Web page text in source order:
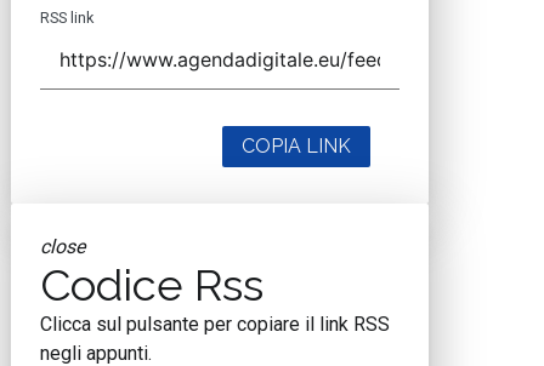
RSS link
COPIA LINK
close
Codice Rss
Clicca sul pulsante per copiare il link RSS
negli appunti.